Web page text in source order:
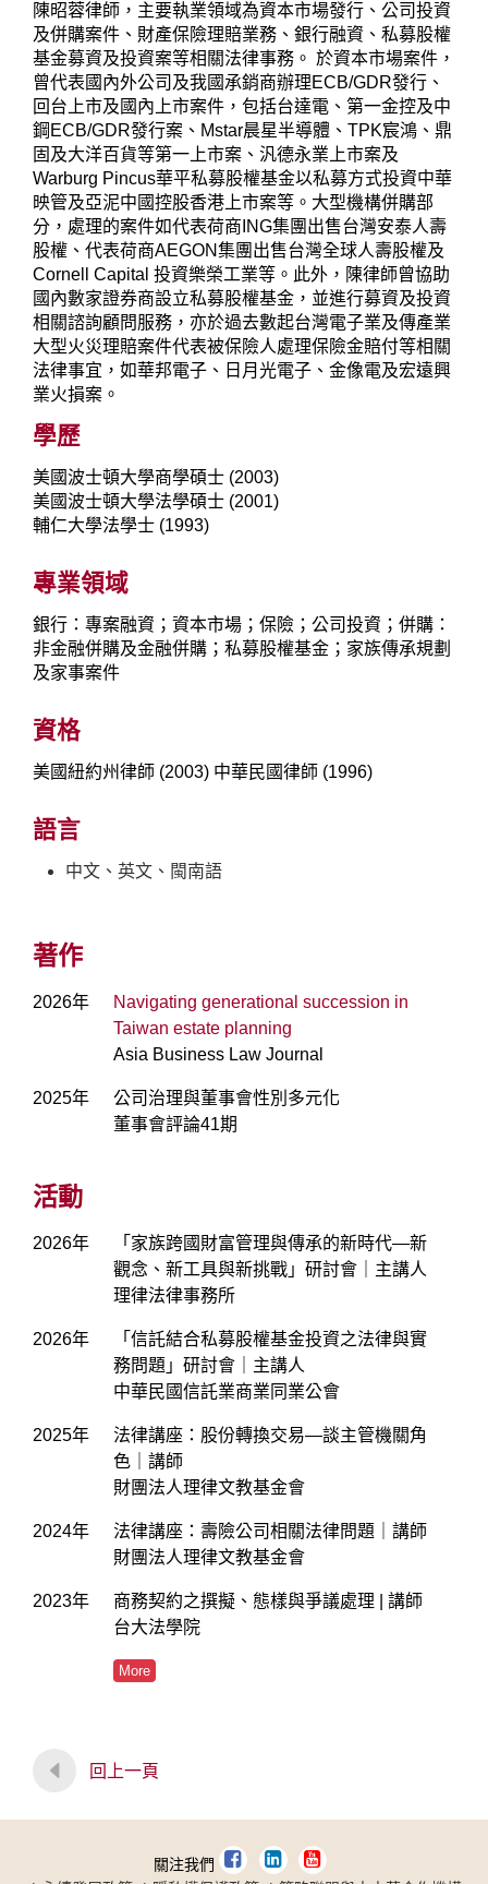
陳昭蓉律師，主要執業領域為資本市場發行、公司投資
及併購案件、財產保險理賠業務、銀行融資、私募股權
基金募資及投資案等相關法律事務。 於資本市場案件，
曾代表國內外公司及我國承銷商辦理ECB/GDR發行、
回台上市及國內上市案件，包括台達電、第一金控及中
鋼ECB/GDR發行案、Mstar晨星半導體、TPK宸鴻、鼎
固及大洋百貨等第一上市案、汎德永業上市案及
Warburg Pincus華平私募股權基金以私募方式投資中華
映管及亞泥中國控股香港上市案等。大型機構併購部
分，處理的案件如代表荷商ING集團出售台灣安泰人壽
股權、代表荷商AEGON集團出售台灣全球人壽股權及
Cornell Capital 投資樂榮工業等。此外，陳律師曾協助
國內數家證券商設立私募股權基金，並進行募資及投資
相關諮詢顧問服務，亦於過去數起台灣電子業及傳產業
大型火災理賠案件代表被保險人處理保險金賠付等相關
法律事宜，如華邦電子、日月光電子、金像電及宏遠興
業火損案。
學歷
美國波士頓大學商學碩士 (2003)
美國波士頓大學法學碩士 (2001)
輔仁大學法學士 (1993)
專業領域
銀行：專案融資；資本市場；保險；公司投資；併購：
非金融併購及金融併購；私募股權基金；家族傳承規劃
及家事案件
資格
美國紐約州律師 (2003) 中華民國律師 (1996)
語言
中文、英文、閩南語
著作
2026年
Navigating generational succession in
Taiwan estate planning
Asia Business Law Journal
2025年
公司治理與董事會性別多元化
董事會評論41期
活動
2026年
「家族跨國財富管理與傳承的新時代—新
觀念、新工具與新挑戰」研討會｜主講人
理律法律事務所
2026年
「信託結合私募股權基金投資之法律與實
務問題」研討會｜主講人
中華民國信託業商業同業公會
2025年
法律講座：股份轉換交易—談主管機關角
色｜講師
財團法人理律文教基金會
2024年
法律講座：壽險公司相關法律問題｜講師
財團法人理律文教基金會
2023年
商務契約之撰擬、態樣與爭議處理 | 講師
台大法學院
More
回上一頁
關注我們